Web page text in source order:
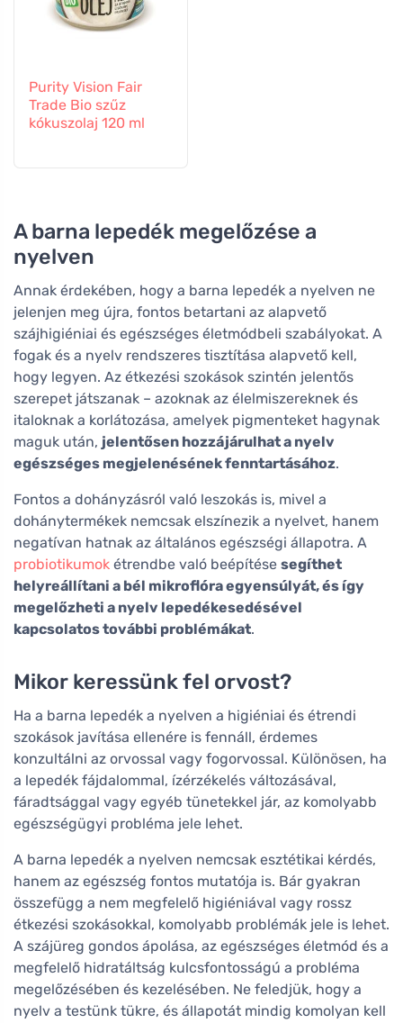
Purity Vision Fair
Trade Bio szűz
kókuszolaj 120 ml
A barna lepedék megelőzése a
nyelven
Annak érdekében, hogy a barna lepedék a nyelven ne
jelenjen meg újra, fontos betartani az alapvető
szájhigiéniai és egészséges életmódbeli szabályokat. A
fogak és a nyelv rendszeres tisztítása alapvető kell,
hogy legyen. Az étkezési szokások szintén jelentős
szerepet játszanak – azoknak az élelmiszereknek és
italoknak a korlátozása, amelyek pigmenteket hagynak
maguk után, jelentősen hozzájárulhat a nyelv
egészséges megjelenésének fenntartásához.
Fontos a dohányzásról való leszokás is, mivel a
dohánytermékek nemcsak elszínezik a nyelvet, hanem
negatívan hatnak az általános egészségi állapotra. A
probiotikumok étrendbe való beépítése segíthet
helyreállítani a bél mikroflóra egyensúlyát, és így
megelőzheti a nyelv lepedékesedésével
kapcsolatos további problémákat.
Mikor keressünk fel orvost?
Ha a barna lepedék a nyelven a higiéniai és étrendi
szokások javítása ellenére is fennáll, érdemes
konzultálni az orvossal vagy fogorvossal. Különösen, ha
a lepedék fájdalommal, ízérzékelés változásával,
fáradtsággal vagy egyéb tünetekkel jár, az komolyabb
egészségügyi probléma jele lehet.
A barna lepedék a nyelven nemcsak esztétikai kérdés,
hanem az egészség fontos mutatója is. Bár gyakran
összefügg a nem megfelelő higiéniával vagy rossz
étkezési szokásokkal, komolyabb problémák jele is lehet.
A szájüreg gondos ápolása, az egészséges életmód és a
megfelelő hidratáltság kulcsfontosságú a probléma
megelőzésében és kezelésében. Ne feledjük, hogy a
nyelv a testünk tükre, és állapotát mindig komolyan kell